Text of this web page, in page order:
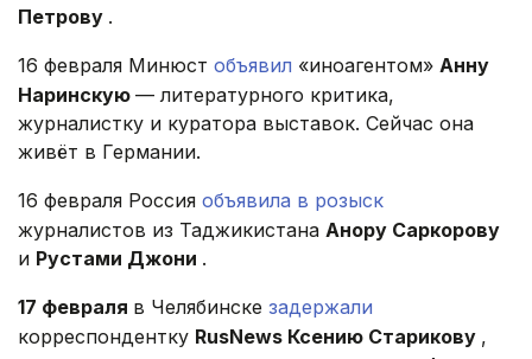
Петрову .
16 февраля Минюст объявил «иноагентом» Анну
Наринскую — литературного критика,
журналистку и куратора выставок. Сейчас она
живёт в Германии.
16 февраля Россия объявила в розыск
журналистов из Таджикистана Анору Саркорову
и Рустами Джони .
17 февраля в Челябинске задержали
корреспондентку RusNews Ксению Старикову ,